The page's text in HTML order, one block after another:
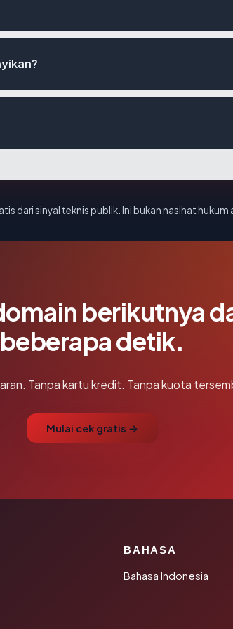
dari sinyal teknis publik. Ini bukan nasihat hukum
berikutnya
beberapa detik.
Tanpa kartu kredit. Tanpa kuota
Mulai cek gratis →
BAHASA
Bahasa Indonesia